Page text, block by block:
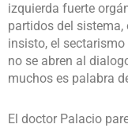
izquierda fuerte
partidos del sistema,
insisto, el
no se abren al
muchos es palabra
El doctor Palacio